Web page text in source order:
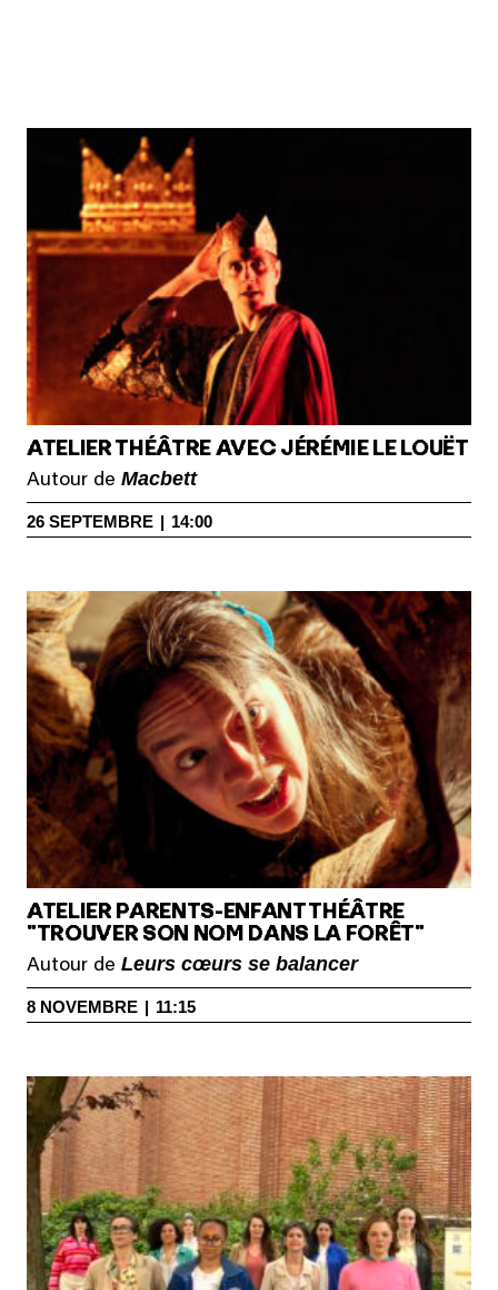
ATELIER THÉÂTRE AVEC JÉRÉMIE LE LOUËT
Autour de Macbett
26 SEPTEMBRE | 14:00
ATELIER PARENTS-ENFANT THÉÂTRE
"TROUVER SON NOM DANS LA FORÊT"
Autour de Leurs cœurs se balancer
8 NOVEMBRE | 11:15